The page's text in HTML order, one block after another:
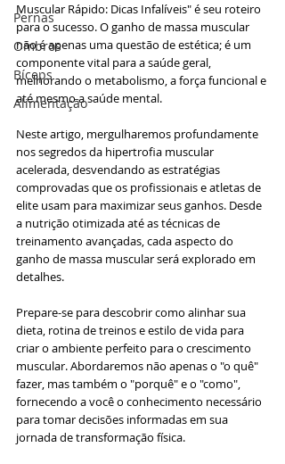
Pernas
Ombros
Bíceps
Alimentação
Muscular Rápido: Dicas Infalíveis" é seu roteiro
para o sucesso. O ganho de massa muscular
não é apenas uma questão de estética; é um
componente vital para a saúde geral,
melhorando o metabolismo, a força funcional e
até mesmo a saúde mental.
Neste artigo, mergulharemos profundamente
nos segredos da hipertrofia muscular
acelerada, desvendando as estratégias
comprovadas que os profissionais e atletas de
elite usam para maximizar seus ganhos. Desde
a nutrição otimizada até as técnicas de
treinamento avançadas, cada aspecto do
ganho de massa muscular será explorado em
detalhes.
Prepare-se para descobrir como alinhar sua
dieta, rotina de treinos e estilo de vida para
criar o ambiente perfeito para o crescimento
muscular. Abordaremos não apenas o "o quê"
fazer, mas também o "porquê" e o "como",
fornecendo a você o conhecimento necessário
para tomar decisões informadas em sua
jornada de transformação física.